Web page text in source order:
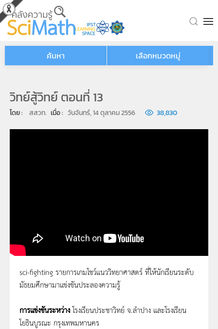
Skip to main content
ค้นหา เลือกหมวดหมู่
วิทย์สู้วิทย์ ตอนที่ 13
โดย : สสวท. เมื่อ : วันจันทร์, 14 ตุลาคม 2556 38,830
วิทย์สู้วิทย์ ตอนที่ 13
sci-fighting รายการเกมโชว์แนววิทยาศาสตร์ ที่ให้นักเรียนระดับ
มัธยมศึกษามาแข่งขันประลองความรู้
การแข่งขันระหว่างโรงเรียนประชาวิทย์ จ.ลำปาง และโรงเรียน
โยธินบูรณะ กรุงเทพมหานคร